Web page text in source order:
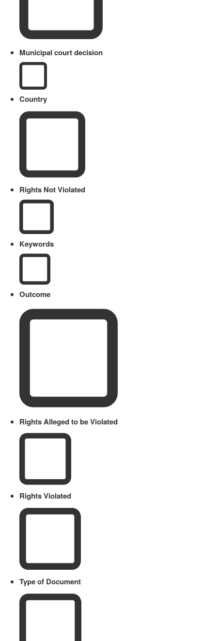
Municipal court decision
Country
Rights Not Violated
Keywords
Outcome
Rights Alleged to be Violated
Rights Violated
Type of Document